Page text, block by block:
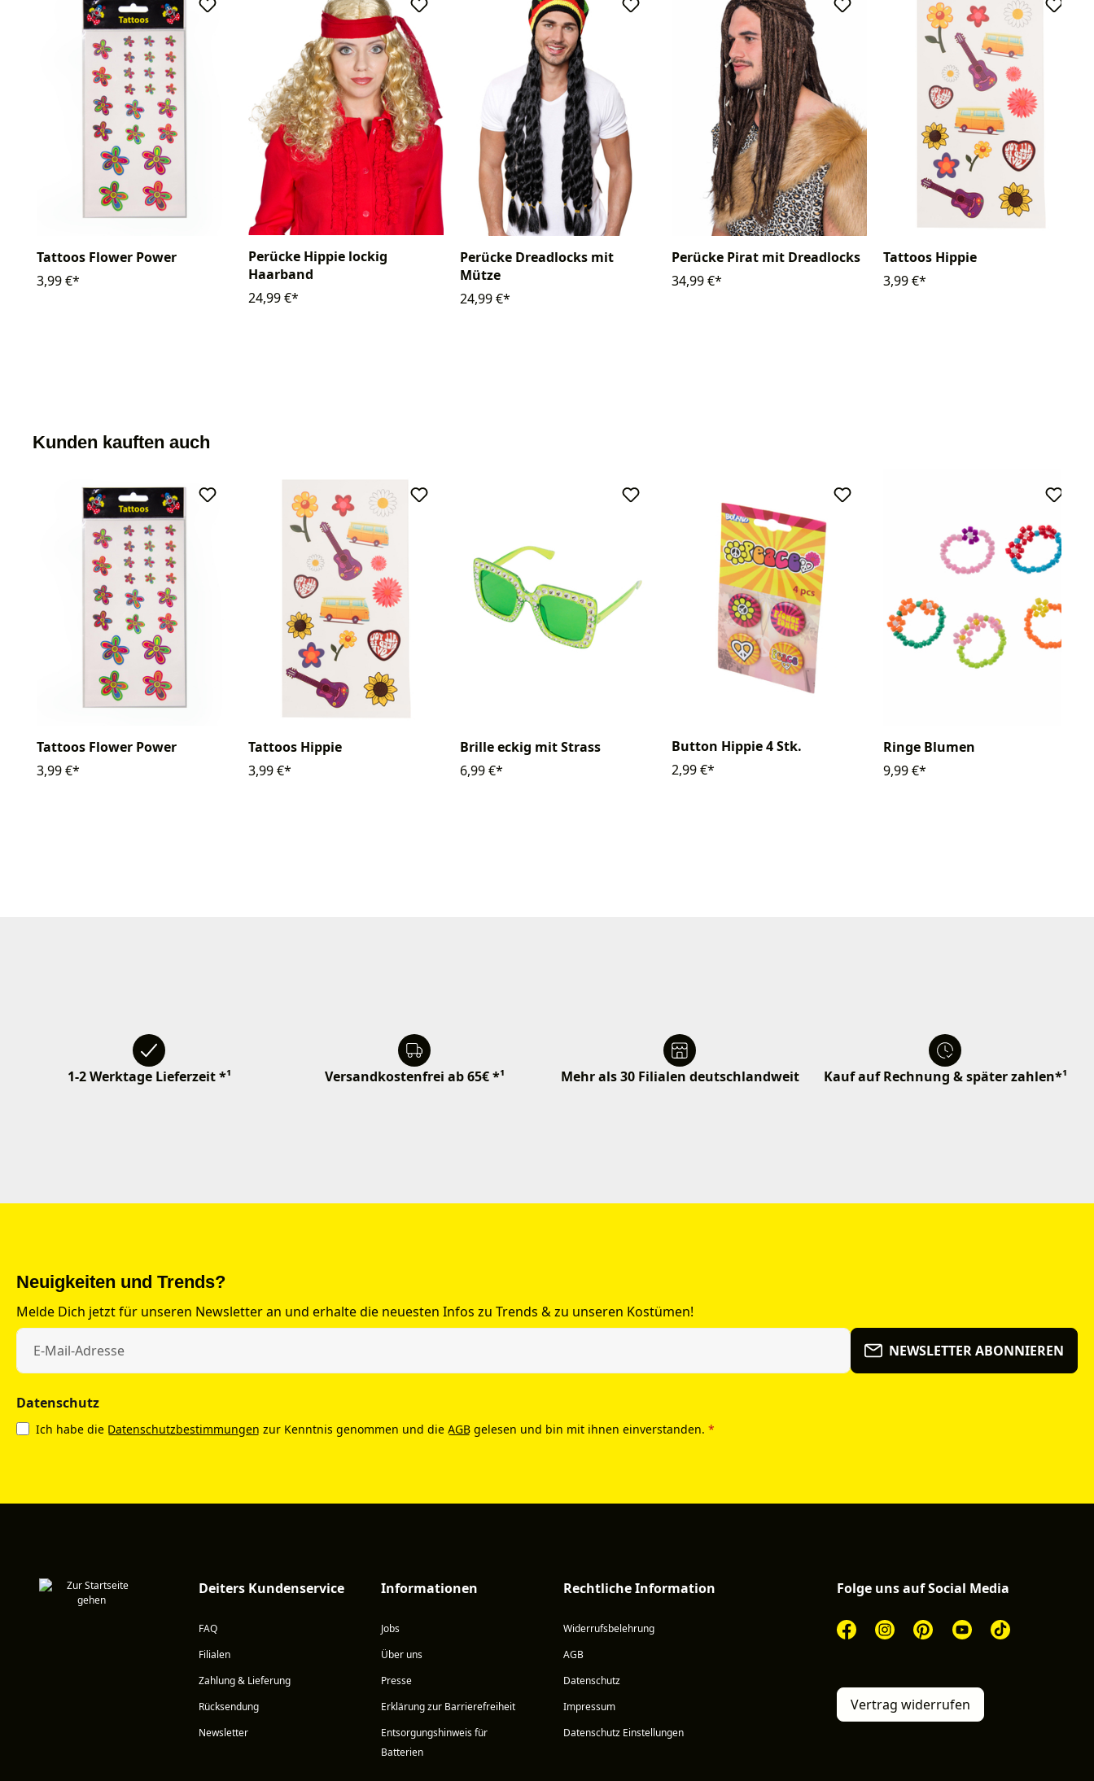
Tattoos Flower Power
3,99 €*
Perücke Hippie lockig
Haarband
24,99 €*
Perücke Dreadlocks mit
Mütze
24,99 €*
Perücke Pirat mit Dreadlocks
34,99 €*
Tattoos Hippie
3,99 €*
Kunden kauften auch
Tattoos Flower Power
3,99 €*
Tattoos Hippie
3,99 €*
Brille eckig mit Strass
6,99 €*
Button Hippie 4 Stk.
2,99 €*
Ringe Blumen
9,99 €*
1-2 Werktage Lieferzeit *¹ Versandkostenfrei ab 65€ *¹ Mehr als 30 Filialen deutschlandweit Kauf auf Rechnung & später zahlen*¹
Neuigkeiten und Trends?
Melde Dich jetzt für unseren Newsletter an und erhalte die neuesten Infos zu Trends & zu unseren Kostümen!
NEWSLETTER ABONNIEREN
Datenschutz
Ich habe die Datenschutzbestimmungen zur Kenntnis genommen und die AGB gelesen und bin mit ihnen einverstanden. *
Deiters Kundenservice
FAQ
Filialen
Zahlung & Lieferung
Rücksendung
Newsletter
Informationen
Jobs
Über uns
Presse
Erklärung zur Barrierefreiheit
Entsorgungshinweis für
Batterien
Rechtliche Information
Widerrufsbelehrung
AGB
Datenschutz
Impressum
Datenschutz Einstellungen
Folge uns auf Social Media
Vertrag widerrufen